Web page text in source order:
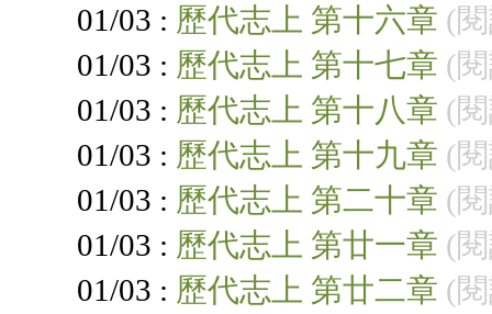
01/03 : 歷代志上 第十六章 (
01/03 : 歷代志上 第十七章 (
01/03 : 歷代志上 第十八章 (
01/03 : 歷代志上 第十九章 (
01/03 : 歷代志上 第二十章 (
01/03 : 歷代志上 第廿一章 (
01/03 : 歷代志上 第廿二章 (